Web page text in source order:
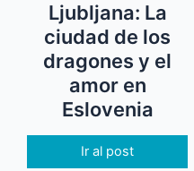
Ljubljana: La
ciudad de los
dragones y el
amor en
Eslovenia
Ir al post